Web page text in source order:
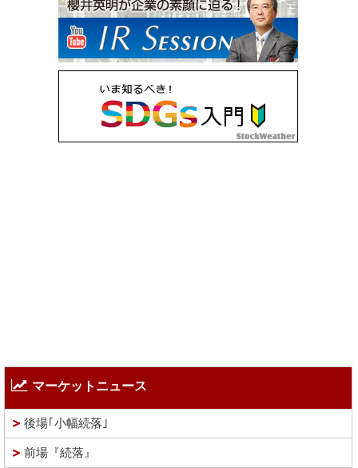
マーケットニュース
後場｢小幅続落｣
前場『続落』